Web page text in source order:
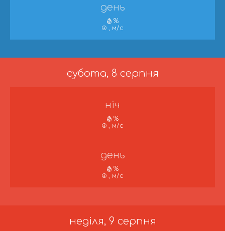
день
%
, м/с
субота, 8 серпня
ніч
%
, м/с
день
%
, м/с
неділя, 9 серпня